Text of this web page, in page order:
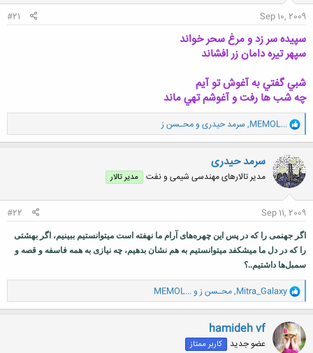
Sep 10, 2009
#21
سپيده سر زد و مرغ سحر خواند
سپهر تيره دامان زر افشاند
شبي گفتي به آغوش تو آيم
چه شب ها رفت و آغوشم تهي ماند
ا
ک
ن
ش
ه
ا
MEMOL...
, سرمد حیدری و محـسن ز
سرمد حیدری
مدیر تالارهای مهندسی شیمی و نفت مدیر تالار
Sep 11, 2009
#22
اگر جهنمی را که در پس این چهره‌های آرام ما نهفته است میتوانستیم ببینیم، اگر بهشتی
را که در دل ما میشکفد میتوانستیم به هم نشان بدهیم، چه نیازی به همه فاسفه و قصه و
سمبل‌ها داشتیم..؟
و
ا
ک
ن
ش
ه
Mitra_Galaxy
,محـسن زوMEMOL...
hamideh vf
عضو جدید کاربر ممتاز